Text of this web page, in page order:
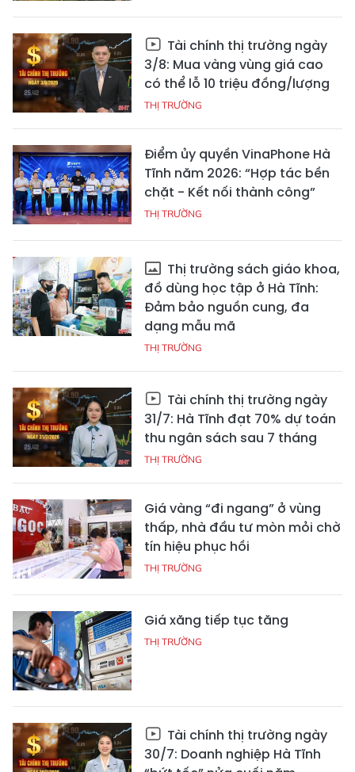
Tài chính thị trường ngày
3/8: Mua vàng vùng giá cao
có thể lỗ 10 triệu đồng/lượng
THỊ TRƯỜNG
Điểm ủy quyền VinaPhone Hà
Tĩnh năm 2026: “Hợp tác bền
chặt - Kết nối thành công”
THỊ TRƯỜNG
Thị trường sách giáo khoa,
đồ dùng học tập ở Hà Tĩnh:
Đảm bảo nguồn cung, đa
dạng mẫu mã
THỊ TRƯỜNG
Tài chính thị trường ngày
31/7: Hà Tĩnh đạt 70% dự toán
thu ngân sách sau 7 tháng
THỊ TRƯỜNG
Giá vàng “đi ngang” ở vùng
thấp, nhà đầu tư mòn mỏi chờ
tín hiệu phục hồi
THỊ TRƯỜNG
Giá xăng tiếp tục tăng
THỊ TRƯỜNG
Tài chính thị trường ngày
30/7: Doanh nghiệp Hà Tĩnh